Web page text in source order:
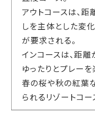
アウトコースは、
しを主体とした変
が要求される。
インコースは、距
ゆったりとプレーを
春の桜や秋の紅葉
られるリゾートコー